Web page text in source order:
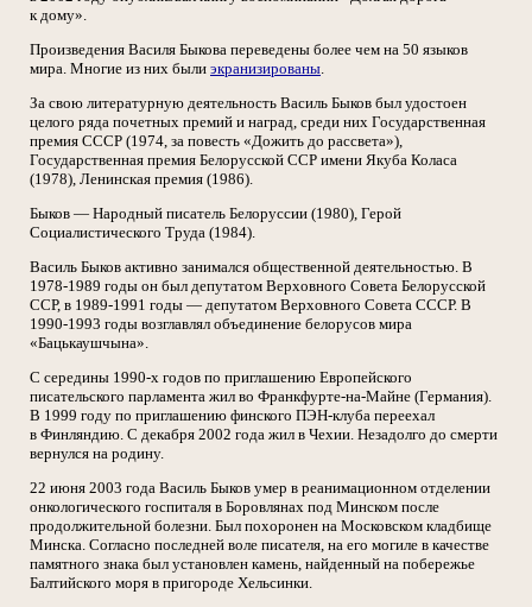
к дому».
Произведения Василя Быкова переведены более чем на 50 языков
мира. Многие из них были экранизированы.
За свою литературную деятельность Василь Быков был удостоен
целого ряда почетных премий и наград, среди них Государственная
премия СССР (1974, за повесть «Дожить до рассвета»),
Государственная премия Белорусской ССР имени Якуба Коласа
(1978), Ленинская премия (1986).
Быков — Народный писатель Белоруссии (1980), Герой
Социалистического Труда (1984).
Василь Быков активно занимался общественной деятельностью. В
1978-1989 годы он был депутатом Верховного Совета Белорусской
ССР, в 1989-1991 годы — депутатом Верховного Совета СССР. В
1990-1993 годы возглавлял объединение белорусов мира
«Бацькаушчына».
С середины 1990-х годов по приглашению Европейского
писательского парламента жил во Франкфурте-на-Майне (Германия).
В 1999 году по приглашению финского ПЭН-клуба переехал
в Финляндию. С декабря 2002 года жил в Чехии. Незадолго до смерти
вернулся на родину.
22 июня 2003 года Василь Быков умер в реанимационном отделении
онкологического госпиталя в Боровлянах под Минском после
продолжительной болезни. Был похоронен на Московском кладбище
Минска. Согласно последней воле писателя, на его могиле в качестве
памятного знака был установлен камень, найденный на побережье
Балтийского моря в пригороде Хельсинки.